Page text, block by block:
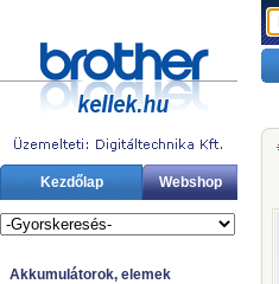
Kezdőlap Webshop
Akkumulátorok, elemek